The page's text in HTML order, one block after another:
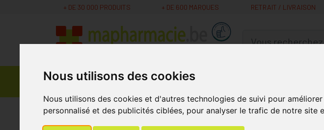
Nous utilisons des cookies
Nous utilisons des cookies et d'autres technologies de suivi pour
personnalisé et des publicités ciblées, pour analyser le trafic de notre site
+ DE 30 000 PRODUITS + DE 600 MARQUES RETRAIT / LIVRAISON
MaPharmacie.be ma
Promos Médicaments
Parapharmacie -
MaPharmacie.be Parapharmacie - Cosmétiques Soins du Visage Peau